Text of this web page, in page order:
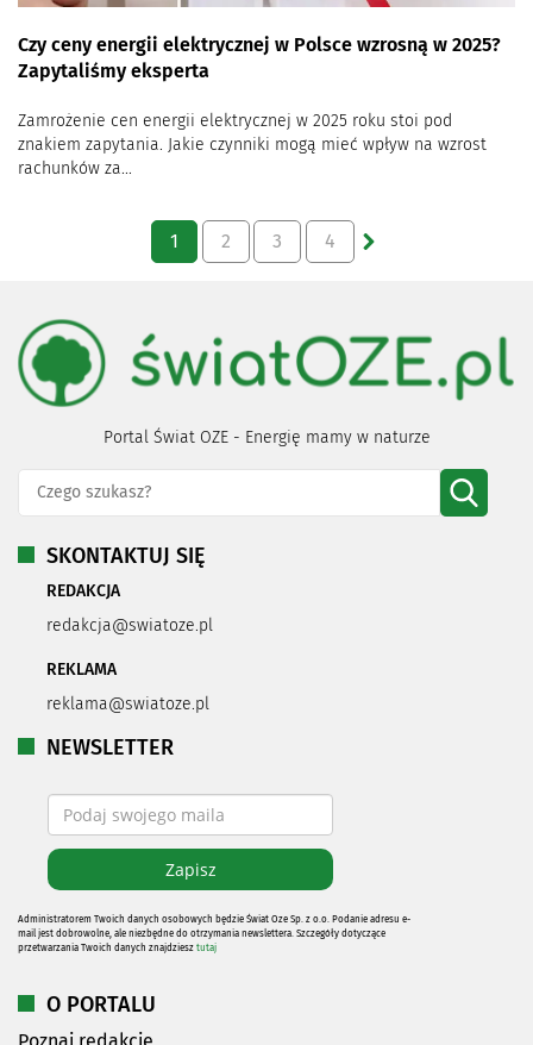
Czy ceny energii elektrycznej w Polsce wzrosną w 2025?
Zapytaliśmy eksperta
Zamrożenie cen energii elektrycznej w 2025 roku stoi pod
znakiem zapytania. Jakie czynniki mogą mieć wpływ na wzrost
rachunków za...
1 2 3 4
Portal Świat OZE - Energię mamy w naturze
SKONTAKTUJ SIĘ
REDAKCJA
redakcja@swiatoze.pl
REKLAMA
reklama@swiatoze.pl
NEWSLETTER
Administratorem Twoich danych osobowych będzie Świat Oze Sp. z o.o. Podanie adresu e-
mail jest dobrowolne, ale niezbędne do otrzymania newslettera. Szczegóły dotyczące
przetwarzania Twoich danych znajdziesz tutaj
O PORTALU